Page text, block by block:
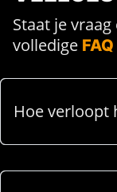
Staat je
volledige
Hoe verloopt